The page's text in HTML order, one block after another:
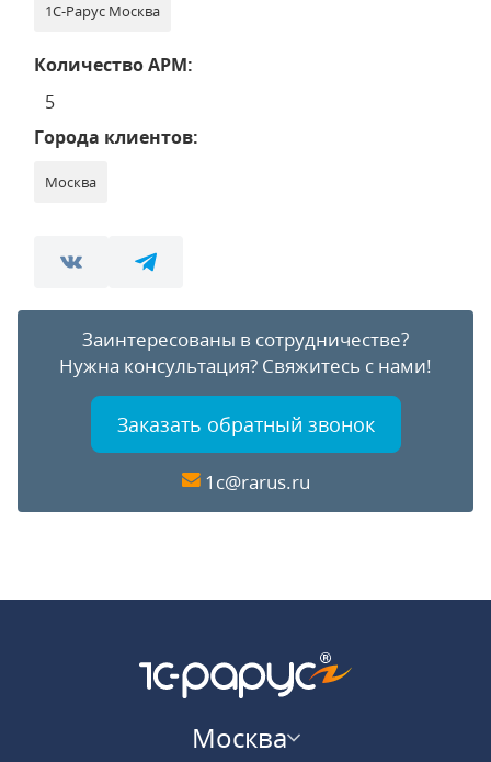
1С-Рарус Москва
Количество АРМ:
5
Города клиентов:
Москва
Заинтересованы в сотрудничестве?
Нужна консультация? Свяжитесь с нами!
Заказать обратный звонок
1c@rarus.ru
Москва